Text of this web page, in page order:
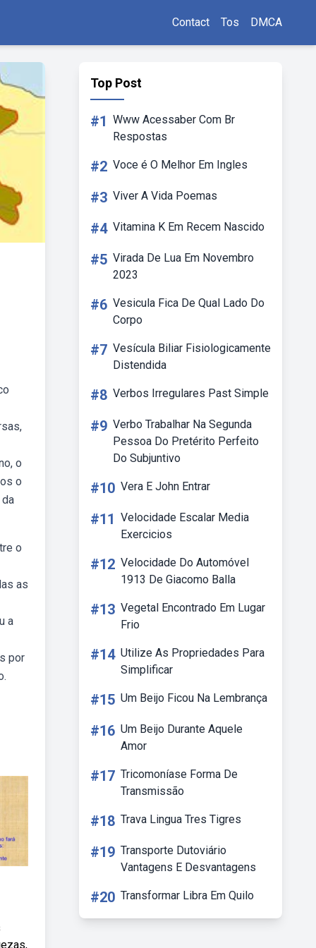
Contact Tos DMCA
o
o
o
as
a
por
Top Post
#1 Www Acessaber Com Br
Respostas
#2 Voce é O Melhor Em Ingles
#3 Viver A Vida Poemas
#4 Vitamina K Em Recem Nascido
#5 Virada De Lua Em Novembro
2023
#6 Vesicula Fica De Qual Lado Do
Corpo
#7 Vesícula Biliar Fisiologicamente
Distendida
#8 Verbos Irregulares Past Simple
#9 Verbo Trabalhar Na Segunda
Pessoa Do Pretérito Perfeito
Do Subjuntivo
#10 Vera E John Entrar
#11 Velocidade Escalar Media
Exercicios
#12 Velocidade Do Automóvel
1913 De Giacomo Balla
#13 Vegetal Encontrado Em Lugar
Frio
#14 Utilize As Propriedades Para
Simplificar
#15 Um Beijo Ficou Na Lembrança
#16 Um Beijo Durante Aquele
Amor
#17 Tricomoníase Forma De
Transmissão
#18 Trava Lingua Tres Tigres
#19 Transporte Dutoviário
Vantagens E Desvantagens
#20 Transformar Libra Em Quilo